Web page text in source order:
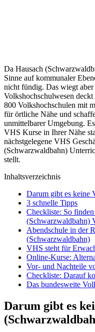
Da Hausach
Sinne auf kommunaler
nicht fündig. Das wiegt aber
Volkshochschulwesen
800 Volkshochschulen mit
für örtliche Nähe und
unmittelbarer Umgebung.
VHS Kurse in Ihrer Nähe
nächstgelegene VHS
(Schwarzwaldbahn)
stellt.
Inhaltsverzeichnis
Darum gibt es keine
3 schnelle Tipps
Checkliste: So
(Schwarzwaldbahn)
Abendschule in der
(Schwarzwaldbahn)
VHS steht für
Online-Kurse:
Vor- und Nachteile
Checkliste: Darauf
Das bundesweite
Darum gibt es